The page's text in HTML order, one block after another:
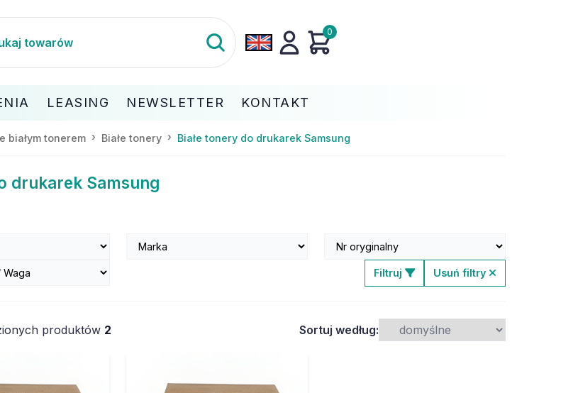
0
LEASING NEWSLETTER KONTAKT
białym tonerem Białe tonery Białe tonery do drukarek Samsung
drukarek Samsung
Filtruj Usuń filtry
produktów 2 Sortuj według: